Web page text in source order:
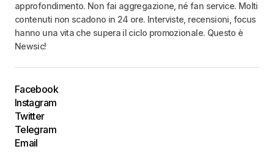
approfondimento. Non fai aggregazione, né fan service. Molti
contenuti non scadono in 24 ore. Interviste, recensioni, focus
hanno una vita che supera il ciclo promozionale. Questo è
Newsic!
Facebook
Instagram
Twitter
Telegram
Email